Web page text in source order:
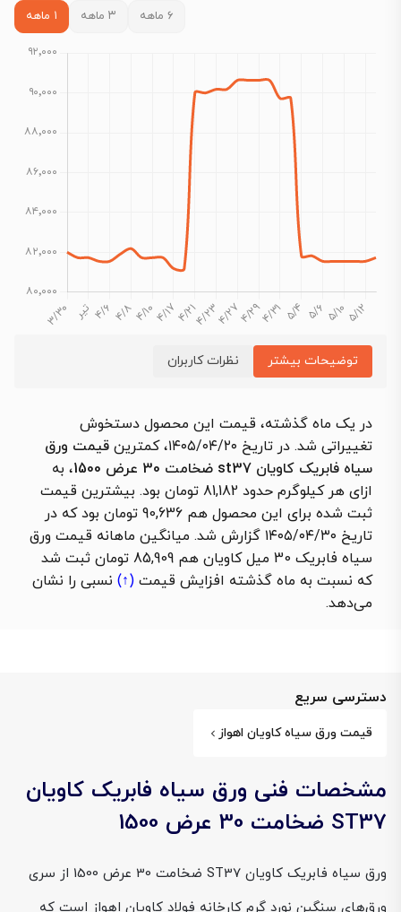
۶ ماهه ۳ ماهه ۱ ماهه
توضیحات بیشتر نظرات کاربران
در یک ماه گذشته، قیمت این محصول دستخوش
تغییراتی شد. در تاریخ ۱۴۰۵/۰۴/۲۰، کمترین
قیمت ورق
سیاه فابریک کاویان st37 ضخامت 30 عرض 1500
، به
ازای هر کیلوگرم حدود 81,182 تومان بود. بیشترین قیمت
ثبت شده برای این محصول هم 90,636 تومان بود که در
تاریخ ۱۴۰۵/۰۴/۳۰ گزارش شد. میانگین ماهانه قیمت ورق
سیاه فابریک 30 میل کاویان هم 85,909 تومان ثبت شد
که نسبت به ماه گذشته افزایش قیمت (↑) نسبی را نشان
می‌دهد.
دسترسی سریع
قیمت ورق سیاه کاویان اهواز
مشخصات فنی ورق سیاه فابریک کاویان
ST37 ضخامت 30 عرض 1500
ورق سیاه فابریک کاویان ST37 ضخامت 30 عرض 1500 از سری
ورق‌های سنگین نورد گرم کارخانه فولاد کاویان اهواز است که